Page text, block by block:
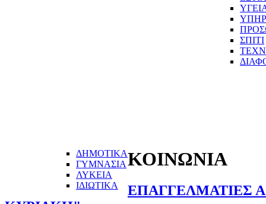
ΣΠΙΤΙ
ΔΗΜΟΤΙΚΑ
ΓΥΜΝΑΣΙΑ
ΛΥΚΕΙΑ
ΙΔΙΩΤΙΚΑ
ΚΟΙΝΩΝΙΑ
ΕΠΑΓΓΕΛΜΑΤΙΕΣ